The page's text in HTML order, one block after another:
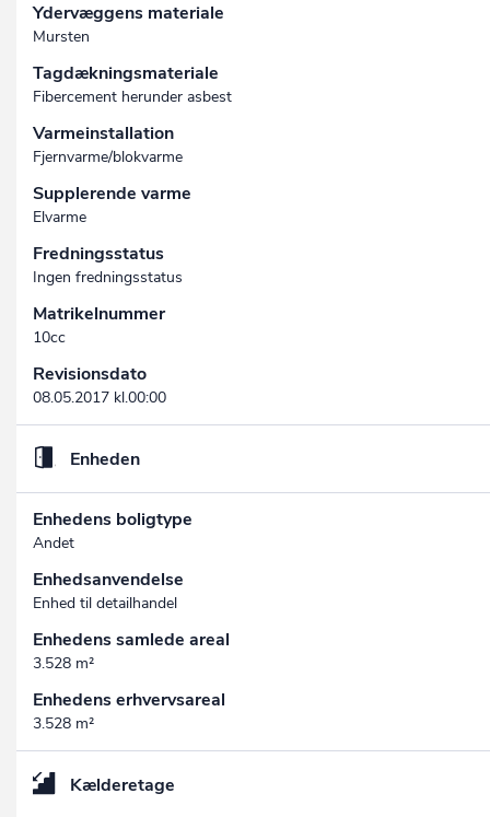
Ydervæggens materiale
Mursten
Tagdækningsmateriale
Fibercement herunder asbest
Varmeinstallation
Fjernvarme/blokvarme
Supplerende varme
Elvarme
Fredningsstatus
Ingen fredningsstatus
Matrikelnummer
10cc
Revisionsdato
08.05.2017 kl.00:00
Enheden
Enhedens boligtype
Andet
Enhedsanvendelse
Enhed til detailhandel
Enhedens samlede areal
3.528 m²
Enhedens erhvervsareal
3.528 m²
Kælderetage